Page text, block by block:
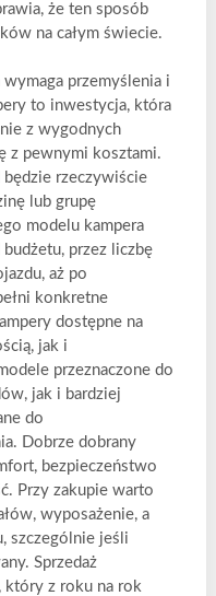
że ten sposób
na całym świecie.
przemyślenia i
to inwestycja, która
z wygodnych
z pewnymi kosztami.
rzeczywiście
lub grupę
modelu kampera
przez liczbę
aż po
konkretne
dostępne na
jak i
przeznaczone do
jak i bardziej
do
Dobrze dobrany
bezpieczeństwo
Przy zakupie warto
wyposażenie, a
szczególnie jeśli
Sprzedaż
który z roku na rok